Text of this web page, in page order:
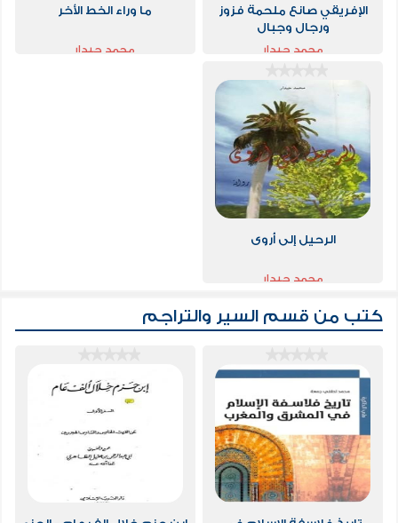
الإفريقي صانع ملحمة فزوز
ورجال وجبال
محمد حيدار
ما وراء الخط الأخر
محمد حيدار
الرحيل إلى أروى
محمد حيدار
كتب من قسم السير والتراجم